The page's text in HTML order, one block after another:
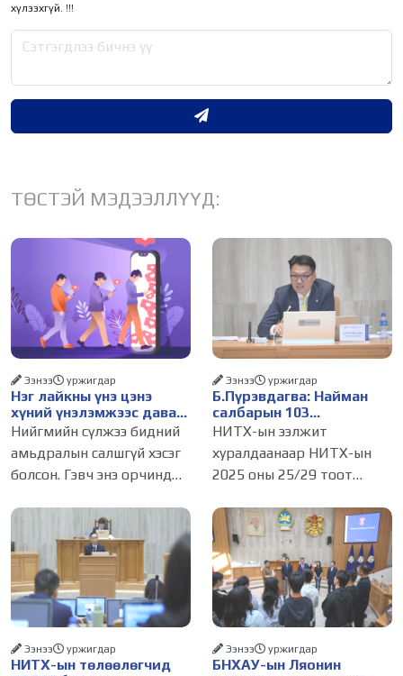
хүлээхгүй. !!!
ТӨСТЭЙ МЭДЭЭЛЛҮҮД:
Нэг лайкны үнэ цэнэ
хүний үнэлэмжээс давах
болсон уу?
Ээнээ уржигдар
Нийгмийн сүлжээ бидний
амьдралын салшгүй хэсэг
болсон. Гэвч энэ орчинд
амжилт, тэр ч байтугай
хүний үнэ цэнийг хүртэл
лайк, шэйр, дагагчийн
тоогоор хэмжих хандлага
газар авч
Б.Пүрэвдагва: Найман
салбарын 103
үйлчилгээний
бүртгэлийг цуцалснаар
бизнес эрхлэхэд таатай
нөхцөл бүрдэнэ
Ээнээ уржигдар
НИТХ-ын ээлжит
хуралдаанаар НИТХ-ын
2025 оны 25/29 тоот
журмын зарим хэсгийг
хүчингүй болгож,
зөвшөөрлийн шинжтэй
103 бүртгэлээс нийслэлийн
бизнес эрхлэгчдийг
НИТХ-ын төлөөлөгчид
Ээнээ уржигдар
БНХАУ-ын Ляонин
Ээнээ уржигдар